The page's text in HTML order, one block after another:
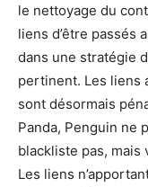
le nettoyage du
liens d’être passés
dans une stratégie
pertinent. Les liens
sont désormais
Panda, Penguin ne
blackliste pas, mais
Les liens